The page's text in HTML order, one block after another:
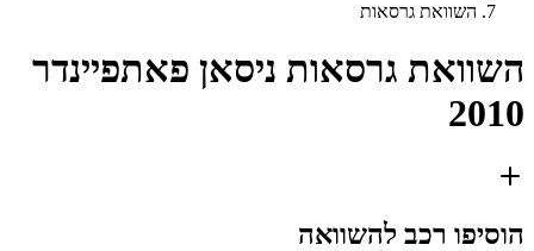
השוואת גרסאות
השוואת גרסאות ניסאן פאתפיינדר
2010
הוסיפו רכב להשוואה